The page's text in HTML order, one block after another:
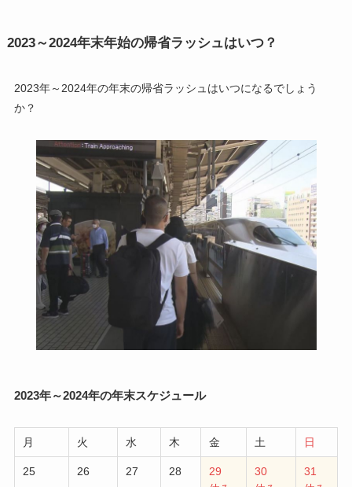
2023～2024年末年始の帰省ラッシュはいつ？
2023年～2024年の年末の帰省ラッシュはいつになるでしょう
か？
2023年～2024年の年末スケジュール
月 火 水 木 金 土 日
25 26 27 28
29
30
31